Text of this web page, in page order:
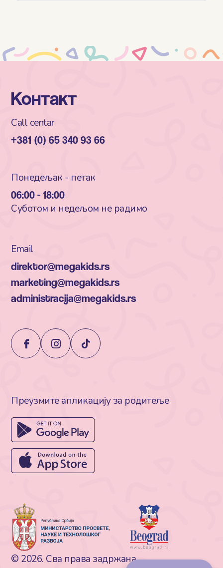
Контакт
Call centar
+381 (0) 65 340 93 66
Понедељак - петак
06:00 - 18:00
Суботом и недељом не радимо
Email
direktor@megakids.rs
marketing@megakids.rs
administracija@megakids.rs
Преузмите апликацију за родитеље
© 2026. Сва права задржана